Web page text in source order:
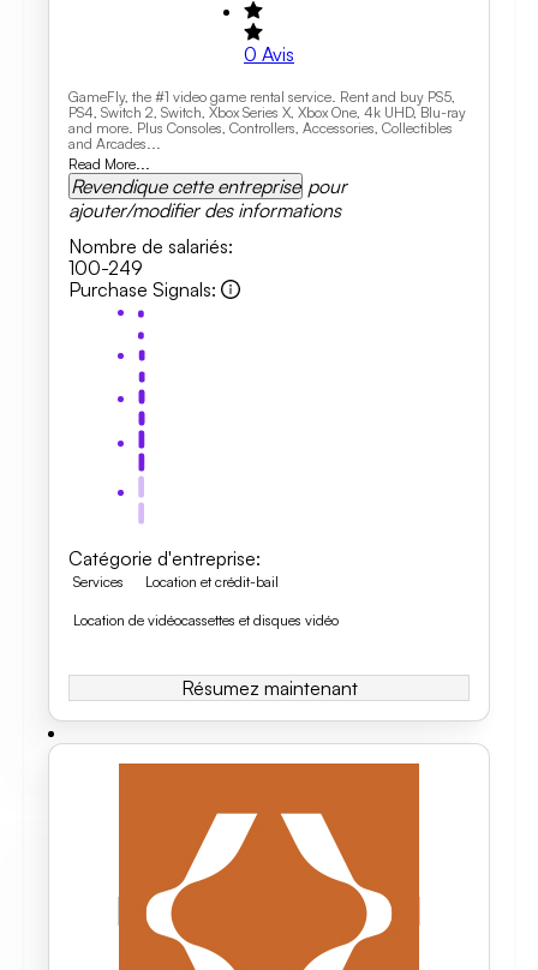
0 Avis
GameFly, the #1 video game rental service. Rent and buy PS5,
PS4, Switch 2, Switch, Xbox Series X, Xbox One, 4k UHD, Blu-ray
and more. Plus Consoles, Controllers, Accessories, Collectibles
and Arcades...
Read More...
Revendique cette entreprise pour
ajouter/modifier des informations
Nombre de salariés:
100-249
Purchase Signals:
Catégorie d'entreprise:
Services Location et crédit-bail
Location de vidéocassettes et disques vidéo
Résumez maintenant